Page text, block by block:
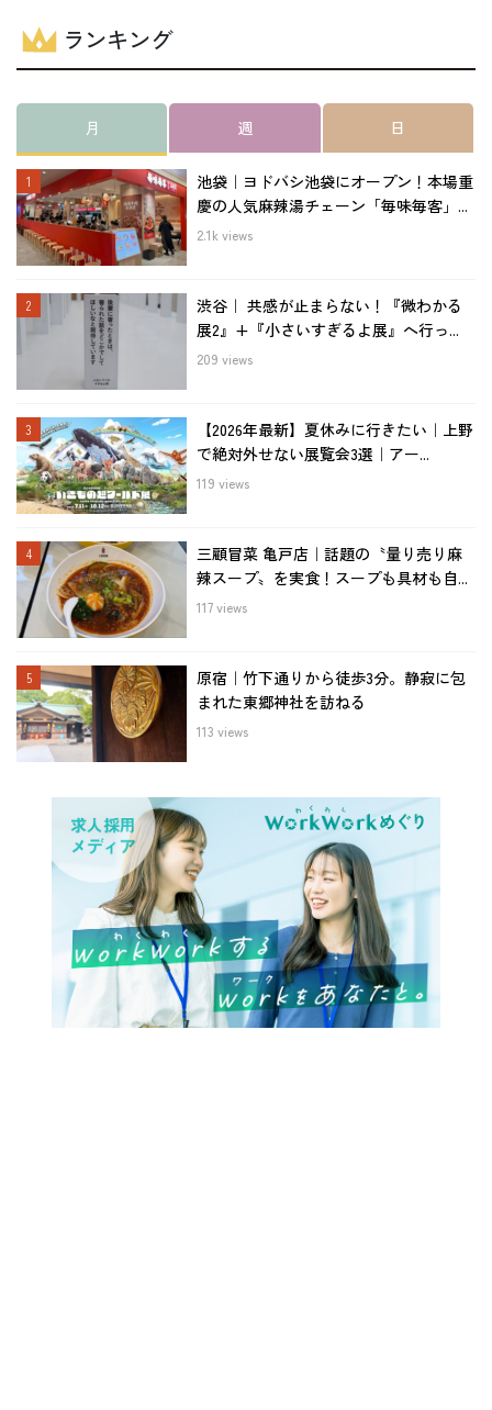
ランキング
月 週 日
池袋｜ヨドバシ池袋にオープン！本場重
慶の人気麻辣湯チェーン「毎味毎客」...
2.1k views
渋谷｜ 共感が止まらない！『微わかる
展2』+『小さいすぎるよ展』へ行っ...
209 views
【2026年最新】夏休みに行きたい｜上野
で絶対外せない展覧会3選｜アー...
119 views
三顧冒菜 亀戸店｜話題の〝量り売り麻
辣スープ〟を実食！スープも具材も自...
117 views
原宿｜竹下通りから徒歩3分。静寂に包
まれた東郷神社を訪ねる
113 views